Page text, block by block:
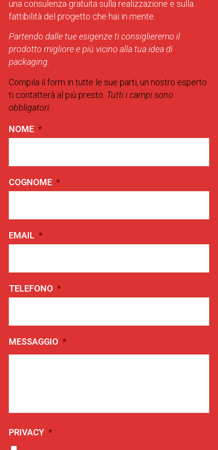
una consulenza gratuita sulla realizzazione e sulla
fattibilità del progetto che hai in mente.
Partendo dalle tue esigenze ti consiglieremo il
prodotto migliore e più vicino alla tua idea di
packaging.
Compila il form in tutte le sue parti, un nostro esperto
ti contatterà al più presto. Tutti i campi sono
obbligatori.
NOME *
COGNOME *
EMAIL *
TELEFONO *
MESSAGGIO *
PRIVACY *